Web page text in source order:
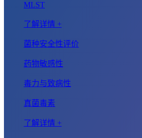
MLST
了解详情 +
菌种安全性评价
药物敏感性
毒力与致病性
真菌毒素
了解详情 +